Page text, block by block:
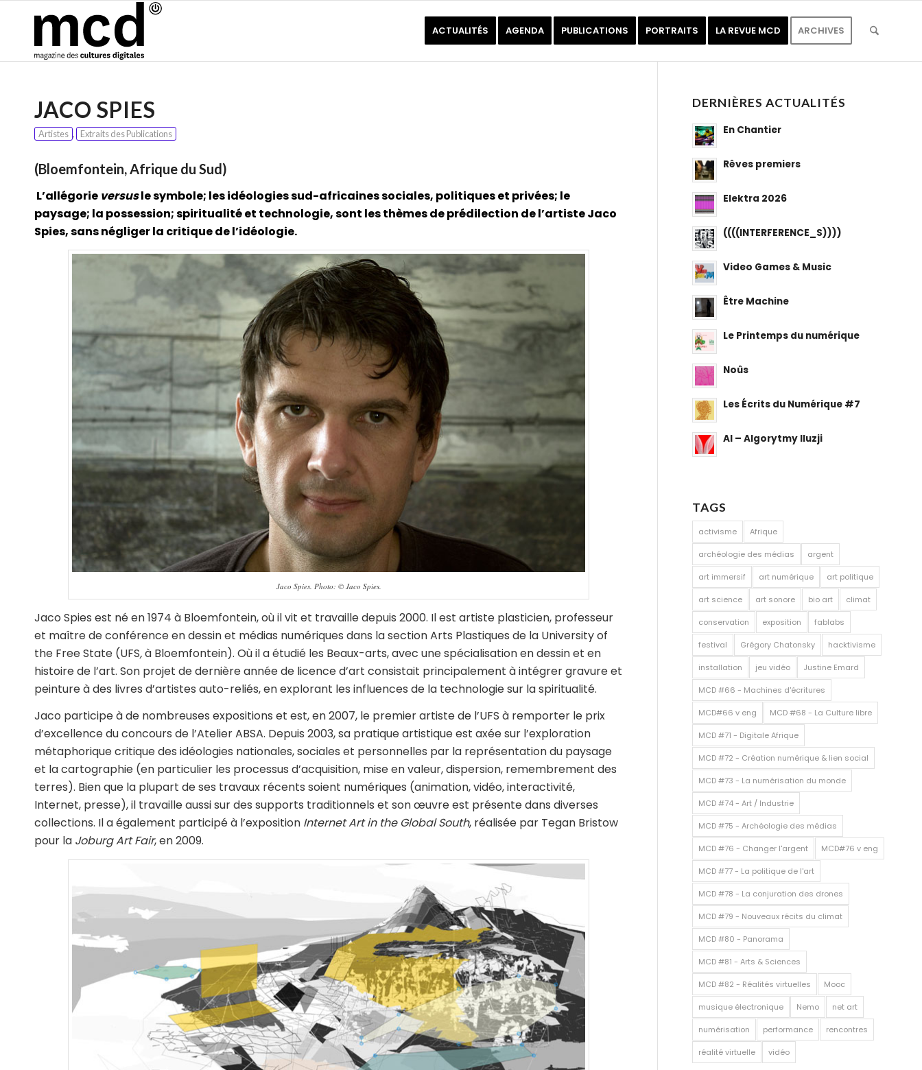
ACTUALITÉS AGENDA PUBLICATIONS PORTRAITS LA REVUE MCD ARCHIVES
JACO SPIES
Artistes , Extraits des Publications
(Bloemfontein, Afrique du Sud)
L’allégorie versusle symbole; les idéologies sud-africaines sociales, politiques et privées; le
paysage; la possession; spiritualité et technologie, sont les thèmes de prédilection de l’artiste Jaco
Spies, sans négliger la critique de l’idéologie.
Jaco Spies. Photo: © Jaco Spies.
Jaco Spies est né en 1974 à Bloemfontein, où il vit et travaille depuis 2000. Il est artiste plasticien, professeur
et maître de conférence en dessin et médias numériques dans la section Arts Plastiques de la University of
the Free State (UFS,à Bloemfontein). Où il a étudié les Beaux-arts, avec une spécialisation en dessin et en
histoire de l’art. Son projet de dernière année de licence d’art consistait principalement à intégrer gravure et
peinture à des livres d’artistes auto-reliés, en explorant les influences de la technologie sur la spiritualité.
Jaco participe à de nombreuses expositions et est, en 2007, le premier artiste de l’UFS à remporter le prix
d’excellence du concours de l’Atelier ABSA. Depuis 2003, sa pratique artistique est axée sur l’exploration
métaphorique critique des idéologies nationales, sociales et personnelles par la représentation du paysage
et la cartographie (en particulier les processus d’acquisition, mise en valeur, dispersion, remembrement des
terres). Bien que la plupart de ses travaux récents soient numériques (animation, vidéo, interactivité,
Internet, presse), il travaille aussi sur des supports traditionnels et son œuvre est présente dans diverses
collections. Il a également participé à l’exposition Internet Art in the Global South, réalisée par Tegan Bristow
pour la Joburg Art Fair, en 2009.
DERNIÈRES ACTUALITÉS
En Chantier
Rêves premiers
Elektra 2026
((((INTERFERENCE_S))))
Video Games & Music
Être Machine
Le Printemps du numérique
Noûs
Les Écrits du Numérique #7
AI – Algorytmy Iluzji
TAGS
activisme Afrique
archéologie des médias argent
art immersif art numérique art politique
art science art sonore bio art climat
conservation exposition fablabs
festival Grégory Chatonsky hacktivisme
installation jeu vidéo Justine Emard
MCD #66 - Machines d'écritures
MCD#66 v eng MCD #68 - La Culture libre
MCD #71 - Digitale Afrique
MCD #72 - Création numérique & lien social
MCD #73 - La numérisation du monde
MCD #74 - Art / Industrie
MCD #75 - Archéologie des médias
MCD #76 - Changer l'argent MCD#76 v eng
MCD #77 - La politique de l'art
MCD #78 - La conjuration des drones
MCD #79 - Nouveaux récits du climat
MCD #80 - Panorama
MCD #81 - Arts & Sciences
MCD #82 - Réalités virtuelles Mooc
musique électronique Nemo net art
numérisation performance rencontres
réalité virtuelle vidéo